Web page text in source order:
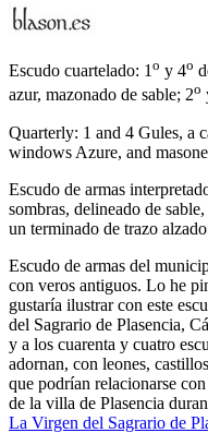
Escudo cuartelado: 1 o y 4o
azur, mazonado de sable; 2o
Quarterly: 1 and 4 Gules, a
windows Azure, and
Escudo de armas
sombras, delineado de
un terminado de trazo
Escudo de armas del
con veros antiguos. Lo he
gustaría ilustrar con este
del Sagrario de Plasencia,
y a los cuarenta y cuatro
adornan, con leones,
que podrían relacionarse
de la villa de Plasencia
La Virgen del Sagrario de